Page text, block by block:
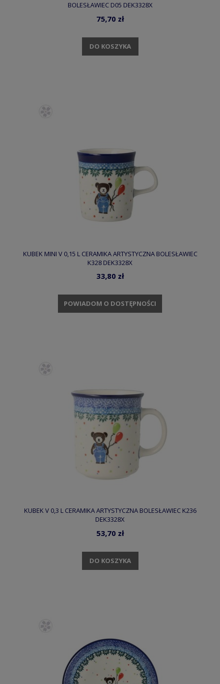
BOLESŁAWIEC D05 DEK3328X
75,70 zł
DO KOSZYKA
KUBEK MINI V 0,15 L CERAMIKA ARTYSTYCZNA BOLESŁAWIEC
K328 DEK3328X
33,80 zł
POWIADOM O DOSTĘPNOŚCI
KUBEK V 0,3 L CERAMIKA ARTYSTYCZNA BOLESŁAWIEC K236
DEK3328X
53,70 zł
DO KOSZYKA